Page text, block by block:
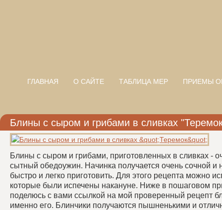
ГЛАВНАЯ О САЙТЕ ТАБЛИЦА МЕР ПРИЕМЫ
Блины с сыром и грибами в сливках
Блины с сыром и грибами, приготовленных в сливках -
сытный обедоужин. Начинка получается очень сочной и
быстро и легко приготовить. Для этого рецепта можно
которые были испечены накануне. Ниже в пошаговом
поделюсь с вами ссылкой на мой проверенный рецепт
именно его. Блинчики получаются пышненькими и